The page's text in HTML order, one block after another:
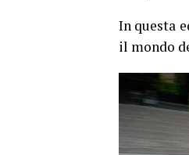
In questa
il mondo